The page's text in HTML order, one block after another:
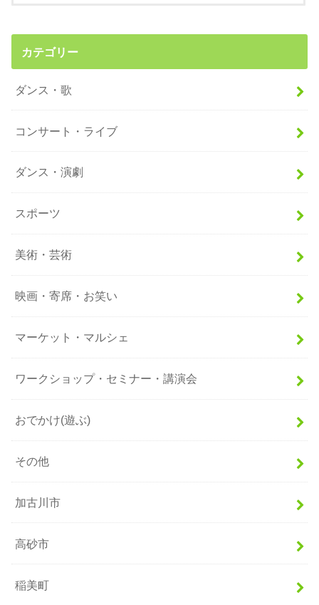
カテゴリー
ダンス・歌
コンサート・ライブ
ダンス・演劇
スポーツ
美術・芸術
映画・寄席・お笑い
マーケット・マルシェ
ワークショップ・セミナー・講演会
おでかけ(遊ぶ)
その他
加古川市
高砂市
稲美町